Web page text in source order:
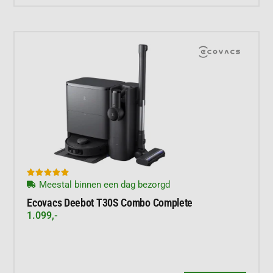

Meestal binnen een dag bezorgd
Ecovacs Deebot T30S Combo Complete
1.099,-